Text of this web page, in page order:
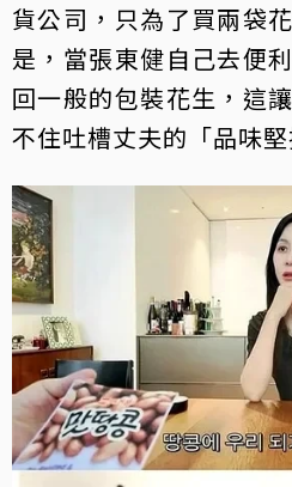
貨公司，只為了買兩袋
是，當張東健自己去便
回一般的包裝花生，這
不住吐槽丈夫的「品味